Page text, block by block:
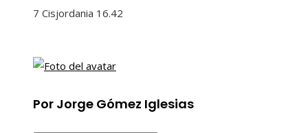
7 Cisjordania 16.42
Por Jorge Gómez Iglesias